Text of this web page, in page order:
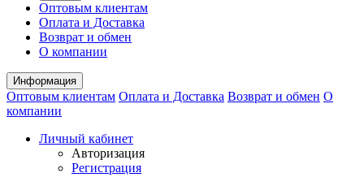
Оптовым клиентам
Оплата и Доставка
Возврат и обмен
О компании
Информация
Оптовым клиентам Оплата и Доставка Возврат и обмен О
компании
Личный кабинет
Авторизация
Регистрация